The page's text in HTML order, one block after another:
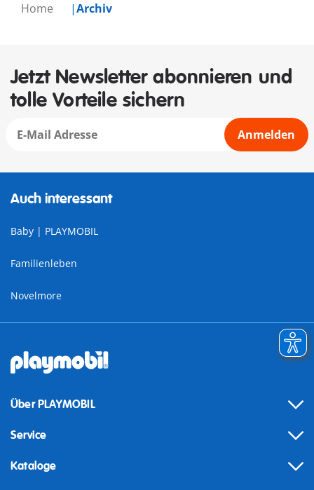
Home Archiv
Jetzt Newsletter abonnieren und
tolle Vorteile sichern
Anmelden
Auch interessant
Baby | PLAYMOBIL
Familienleben
Novelmore
Über PLAYMOBIL
Service
Kataloge